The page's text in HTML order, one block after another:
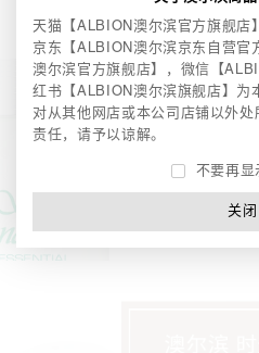
天猫【ALBION澳尔滨官方旗舰店
京东【ALBION澳尔滨京东自营官
澳尔滨官方旗舰店】，微信【
红书【ALBION澳尔滨旗舰店】为
对从其他网店或本公司店铺以外
责任，请予以谅解。
不要再显
关闭